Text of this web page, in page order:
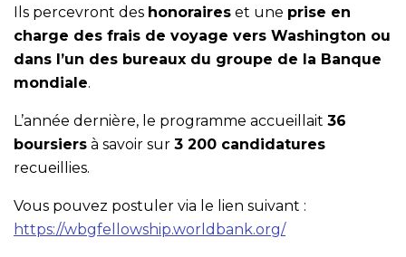
Ils percevront des honoraires et une prise en
charge des frais de voyage vers Washington ou
dans l’un des bureaux du groupe de la Banque
mondiale.
L’année dernière, le programme accueillait 36
boursiers à savoir sur 3 200 candidatures
recueillies.
Vous pouvez postuler via le lien suivant :
https://wbgfellowship.worldbank.org/